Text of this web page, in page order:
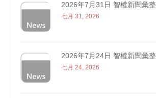
2026年7月31日 智權新聞彙整
七月 31, 2026
2026年7月24日 智權新聞彙整
七月 24, 2026